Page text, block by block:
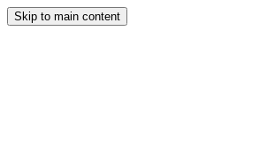
Skip to main content